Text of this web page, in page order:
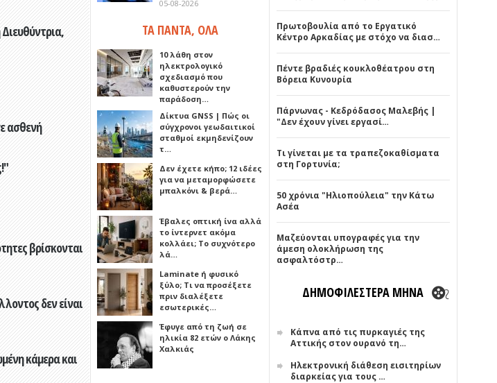
ασθενή
βρίσκονται
δεν είναι
κάμερα και
05-08-2026
ΤΑ ΠΑΝΤΑ, ΟΛΑ
10 λάθη στον
ηλεκτρολογικό
σχεδιασμό που
καθυστερούν την
παράδοση…
Δίκτυα GNSS | Πώς οι
σύγχρονοι γεωδαιτικοί
σταθμοί εκμηδενίζουν
τ…
Δεν έχετε κήπο; 12 ιδέες
για να μεταμορφώσετε
μπαλκόνι & βερά…
Έβαλες οπτική ίνα αλλά
το ίντερνετ ακόμα
κολλάει; Το συχνότερο
λά…
Laminate ή φυσικό
ξύλο; Τι να προσέξετε
πριν διαλέξετε
εσωτερικές…
Έφυγε από τη ζωή σε
ηλικία 82 ετών ο Λάκης
Χαλκιάς
Πρωτοβουλία από το Εργατικό
Κέντρο Αρκαδίας με στόχο να διασ…
Πέντε βραδιές κουκλοθέατρου στη
Βόρεια Κυνουρία
Πάρνωνας - Κεδρόδασος Μαλεβής |
"Δεν έχουν γίνει εργασί…
Τι γίνεται με τα τραπεζοκαθίσματα
στη Γορτυνία;
50 χρόνια "Ηλιοπούλεια" την Κάτω
Ασέα
Μαζεύονται υπογραφές για την
άμεση ολοκλήρωση της
ασφαλτόστρ…
ΔΗΜΟΦΙΛΕΣΤΕΡΑ ΜΗΝΑ
Κάπνα από τις πυρκαγιές της
Αττικής στον ουρανό τη…
Ηλεκτρονική διάθεση εισιτηρίων
διαρκείας για τους …